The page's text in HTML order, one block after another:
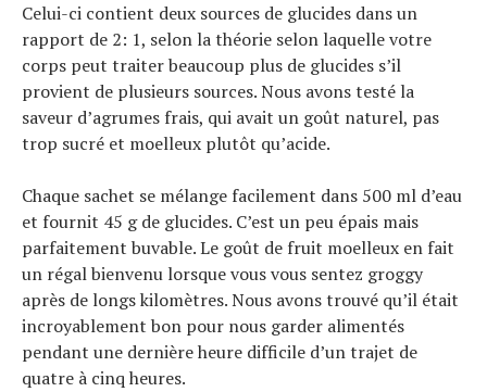
Celui-ci contient deux sources de glucides dans un
rapport de 2: 1, selon la théorie selon laquelle votre
corps peut traiter beaucoup plus de glucides s’il
provient de plusieurs sources. Nous avons testé la
saveur d’agrumes frais, qui avait un goût naturel, pas
trop sucré et moelleux plutôt qu’acide.
Chaque sachet se mélange facilement dans 500 ml d’eau
et fournit 45 g de glucides. C’est un peu épais mais
parfaitement buvable. Le goût de fruit moelleux en fait
un régal bienvenu lorsque vous vous sentez groggy
après de longs kilomètres. Nous avons trouvé qu’il était
incroyablement bon pour nous garder alimentés
pendant une dernière heure difficile d’un trajet de
quatre à cinq heures.